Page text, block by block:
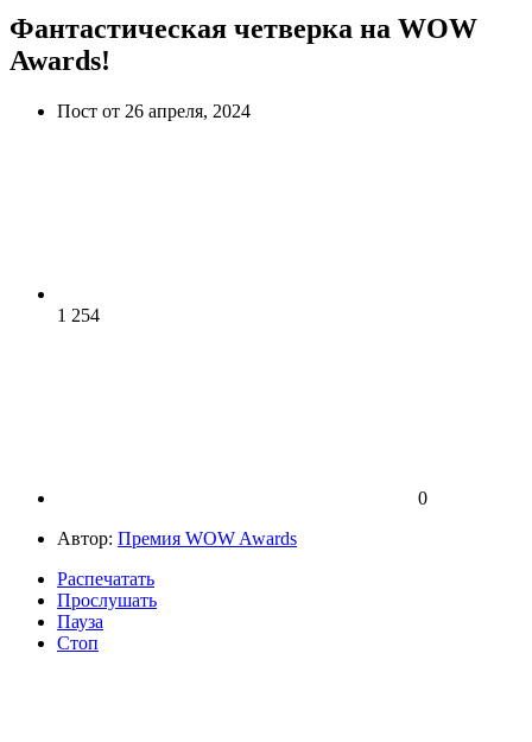
Фантастическая четверка на WOW
Awards!
Пост от 26 апреля, 2024
1 254
0
Автор: Премия WOW Awards
Распечатать
Прослушать
Пауза
Стоп